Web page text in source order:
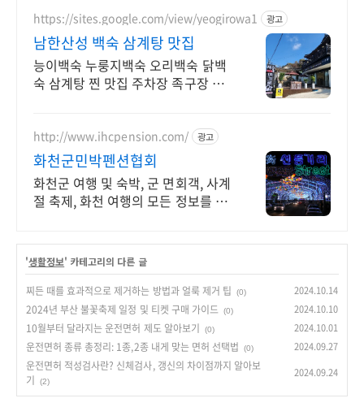
https://sites.google.com/view/yeogirowa1 광고
남한산성 백숙 삼계탕 맛집
능이백숙 누룽지백숙 오리백숙 닭백
숙 삼계탕 찐 맛집 주차장 족구장 단
http://www.ihcpension.com/ 광고
화천군민박펜션협회
화천군 여행 및 숙박, 군 면회객, 사계
절 축제, 화천 여행의 모든 정보를 한
'생활정보' 카테고리의 다른 글
찌든 때를 효과적으로 제거하는 방법과 얼룩 제거 팁 (0) 2024.10.14
2024년 부산 불꽃축제 일정 및 티켓 구매 가이드 (0) 2024.10.10
10월부터 달라지는 운전면허 제도 알아보기 (0) 2024.10.01
운전면허 종류 총정리: 1종,2종 내게 맞는 면허 선택법 (0) 2024.09.27
운전면허 적성검사란? 신체검사, 갱신의 차이점까지 알아보
기
(2)
2024.09.24